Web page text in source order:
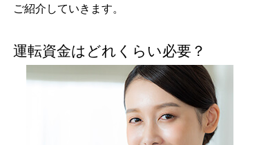
ご紹介していきます。
運転資金はどれくらい必要？